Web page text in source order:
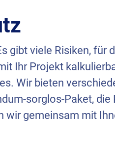
gibt viele Risiken,
Ihr Projekt
Wir bieten
sorglos-Paket,
wir gemeinsam mit